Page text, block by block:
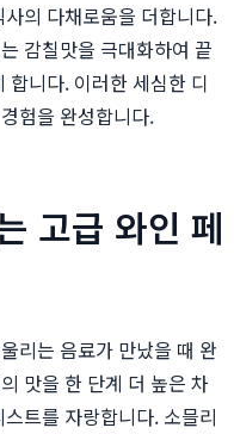
의 다채로움을 더합니다.
감칠맛을 극대화하여 끝
합니다. 이러한 세심한 디
경험을 완성합니다.
고급 와인 페
리는 음료가 만났을 때 완
의 맛을 한 단계 더 높은 차
스트를 자랑합니다. 소믈리